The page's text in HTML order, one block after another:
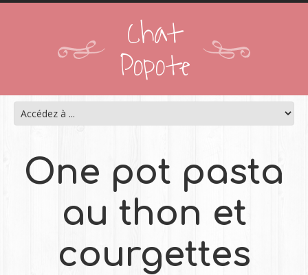
Chat
Popote
One pot pasta
au thon et
courgettes